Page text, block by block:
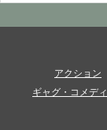
アクション
ギャグ・コメディ